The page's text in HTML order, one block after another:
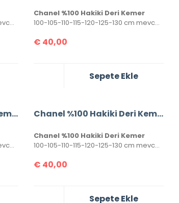
100-105-110-115-120-125-130 cm mevcuttur. Seri numaralı, kutulu ve sertifikalı olarak gönderilecektir.
Chanel %100 Hakiki Deri Kemer
100-105-110-115-120-125-130 cm mevcuttur. Seri numaralı, kutulu ve sertifikalı olarak gönderilecektir.
€ 40,00
Sepete Ekle
Chanel %100 Hakiki Deri Kemer
100-105-110-115-120-125-130 cm mevcuttur. Seri numaralı, kutulu ve sertifikalı olarak gönderilecektir.
Chanel %100 Hakiki Deri Kemer
Chanel %100 Hakiki Deri Kemer
100-105-110-115-120-125-130 cm mevcuttur. Seri numaralı, kutulu ve sertifikalı olarak gönderilecektir.
€ 40,00
Sepete Ekle